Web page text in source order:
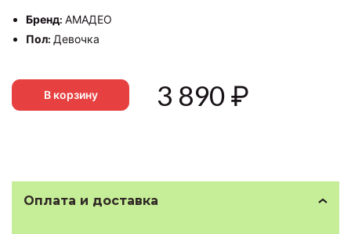
Бренд: АМАДЕО
Пол: Девочка
В корзину 3 890₽
Оплата и доставка